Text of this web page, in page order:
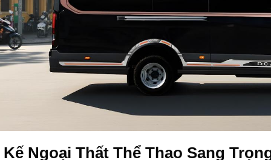
Ngoại Thất Thể Thao Sang